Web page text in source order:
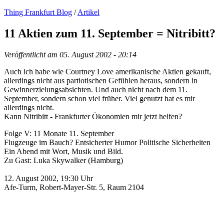
Thing Frankfurt Blog /Artikel
11 Aktien zum 11. September = Nitribitt?
Veröffentlicht am 05. August 2002 - 20:14
Auch ich habe wie Courtney Love amerikanische Aktien gekauft,
allerdings nicht aus partiotischen Gefühlen heraus, sondern in
Gewinnerzielungsabsichten. Und auch nicht nach dem 11.
September, sondern schon viel früher. Viel genutzt hat es mir
allerdings nicht.
Kann Nitribitt - Frankfurter Ökonomien mir jetzt helfen?
Folge V: 11 Monate 11. September
Flugzeuge im Bauch? Entsicherter Humor Politische Sicherheiten
Ein Abend mit Wort, Musik und Bild.
Zu Gast: Luka Skywalker (Hamburg)
12. August 2002, 19:30 Uhr
Afe-Turm, Robert-Mayer-Str. 5, Raum 2104